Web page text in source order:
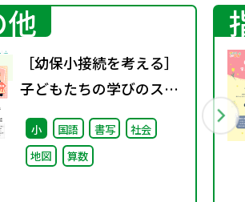
他
［幼保小接続を考える］
子どもたちの学びのスト
ーリーを紡ぐスタートカ
リキュラム（前編）
小 国語 書写
社会
地図
算数